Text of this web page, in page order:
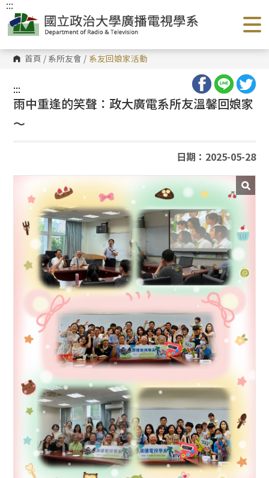
跳
到
主
要
內
容
區 首頁 / 系所友會 / 系友回娘家活動
:::
:::
雨中重逢的笑聲：政大廣電系所友溫馨回娘家
～
日期：2025-05-28